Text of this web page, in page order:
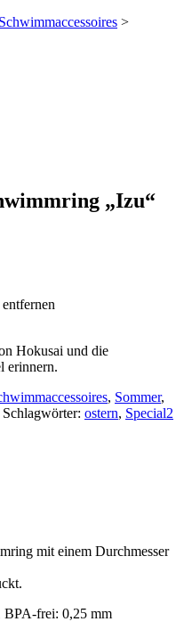
Schwimmaccessoires >
„Izu“
Hokusai und die
erinnern.
, Sommer,
Schlagwörter: ostern, Special2
mit einem Durchmesser
BPA-frei: 0,25 mm